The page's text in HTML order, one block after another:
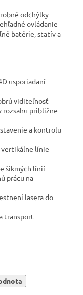
odchýlky
ovládanie
batérie, statív a
usporiadaní
viditeľnosť
približne
a kontrolu
línie
šikmých línií
prácu na
lasera do
transport